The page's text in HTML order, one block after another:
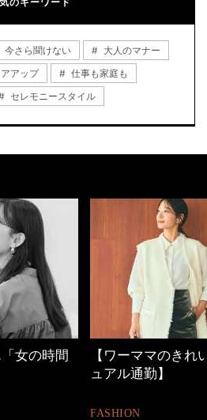
今さら聞けない
大人のマナー
アップ
仕事も家庭も
セレモニースタイル
女の時間
【ワーママのきれ
ュアル通勤】
FASHION